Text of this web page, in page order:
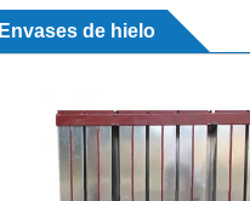
Envases de hielo